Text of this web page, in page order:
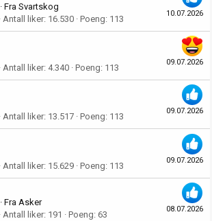
10.07.2026
· Fra Svartskog
Antall liker 16.530 Poeng 113
09.07.2026
Antall liker 4.340 Poeng 113
09.07.2026
Antall liker 13.517 Poeng 113
09.07.2026
Antall liker 15.629 Poeng 113
08.07.2026
· Fra Asker
Antall liker 191 Poeng 63